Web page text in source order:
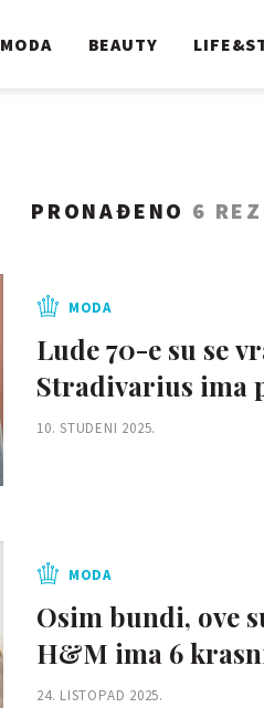
MODA BEAUTY
PRONAĐENO 6
MODA
Lude 70-e su se
Stradivarius ima
10. STUDENI 2025.
MODA
Osim bundi, ove
H&M ima 6
24. LISTOPAD 2025.